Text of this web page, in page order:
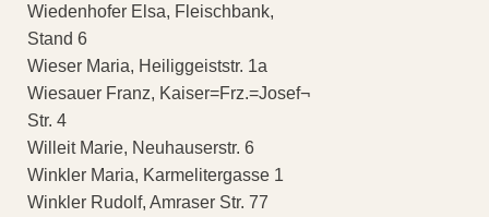
Wiedenhofer Elsa, Fleischbank,
Stand 6
Wieser Maria, Heiliggeiststr. 1a
Wiesauer Franz, Kaiser=Frz.=Josef¬
Str. 4
Willeit Marie, Neuhauserstr. 6
Winkler Maria, Karmelitergasse 1
Winkler Rudolf, Amraser Str. 77